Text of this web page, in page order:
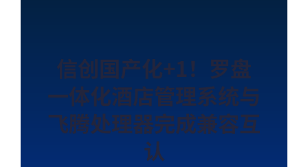
信创国产化+1！罗盘
一体化酒店管理系统与
飞腾处理器完成兼容互
认